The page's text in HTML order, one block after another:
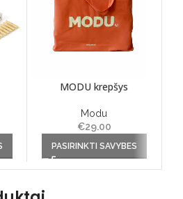
MODU krepšys
Modu
€29.00
PASIRINKTI SAVYBES
This product has multiple
variants. The options may
be chosen on the product